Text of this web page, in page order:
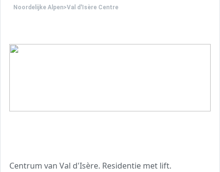
Noordelijke Alpen>Val d'Isère Centre
Centrum van Val d'Isère. Residentie met lift.